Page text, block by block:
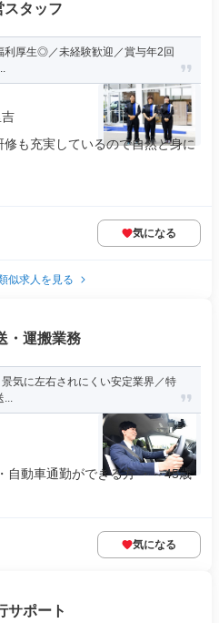
スタッフ
厚生◎／未経験歓迎／賞与年2回
も充実しているので自然と身に
気になる
似求人を見る
・運搬業務
気に左右されにくい安定業界／特
...
自動車通勤ができる方 ・～45歳
気になる
サポート